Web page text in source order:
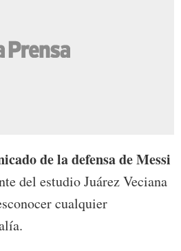
de la defensa de Messi
del estudio Juárez Veciana
cualquier